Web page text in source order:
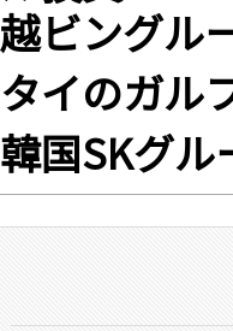
越ビングル
タイのガル
韓国SKグ